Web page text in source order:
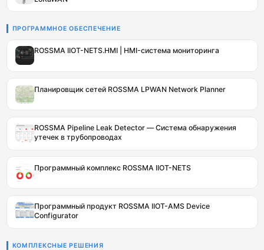
ПРОГРАММНОЕ ОБЕСПЕЧЕНИЕ
ROSSMA IIOT-NETS.HMI | HMI-система мониторинга
Планировщик сетей ROSSMA LPWAN Network Planner
ROSSMA Pipeline Leak Detector — Система обнаружения
утечек в трубопроводах
Программный комплекс ROSSMA IIOT-NETS
Программный продукт ROSSMA IIOT-AMS Device
Configurator
КОМПЛЕКСНЫЕ РЕШЕНИЯ